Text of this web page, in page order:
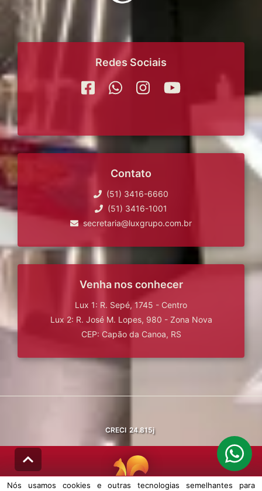
Redes Sociais
Contato
(51) 3416-6660
(51) 3416-1001
secretaria@luxgrupo.com.br
Venha nos conhecer
Lux 1: R. Sepé, 1745 - Centro
Lux 2: R. José M. Lopes, 980 - Zona Nova
CEP: Capão da Canoa, RS
CRECI 24.815j
Nós usamos cookies e outras tecnologias semelhantes para